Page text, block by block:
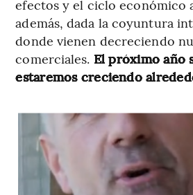
efectos y el ciclo económico
además, dada la coyuntura
donde vienen decreciendo
comerciales. El próximo año
estaremos creciendo